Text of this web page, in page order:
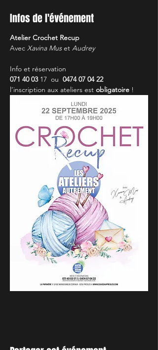
Infos de l'événement
Atelier Crochet Recup
Avec Xavina Mus et Audrey
Info et réservation
071 40 03 17  ou 0474 07 04 22
l’inscription aux ateliers est obligatoire !